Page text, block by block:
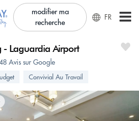
modifier ma
recherche
FR
- Laguardia Airport
Avis sur Google
Convivial Au Travail